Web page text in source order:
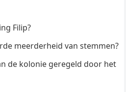
Filip?
meerderheid van stemmen?
de kolonie geregeld door het